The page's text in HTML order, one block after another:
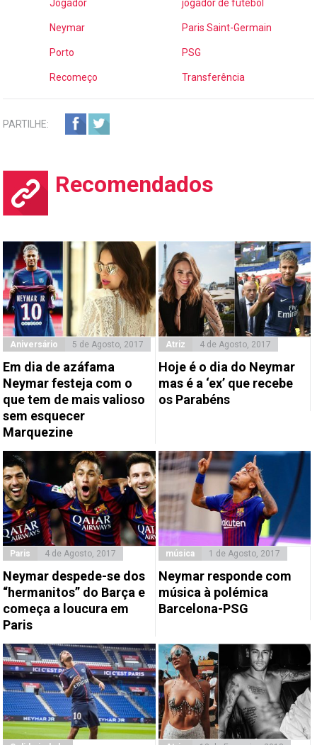
Jogador jogador de futebol
Neymar Paris Saint-Germain
Porto PSG
Recomeço Transferência
PARTILHE:
Recomendados
Aniversário 5 de Agosto, 2017
Em dia de azáfama
Neymar festeja com o
que tem de mais valioso
sem esquecer
Marquezine
Atriz 4 de Agosto, 2017
Hoje é o dia do Neymar
mas é a ‘ex’ que recebe
os Parabéns
Paris 4 de Agosto, 2017
Neymar despede-se dos
“hermanitos” do Barça e
começa a loucura em
Paris
música 1 de Agosto, 2017
Neymar responde com
música à polémica
Barcelona-PSG